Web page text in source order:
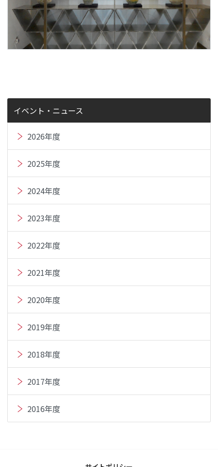
イベント・ニュース
2026年度
2025年度
2024年度
2023年度
2022年度
2021年度
2020年度
2019年度
2018年度
2017年度
2016年度